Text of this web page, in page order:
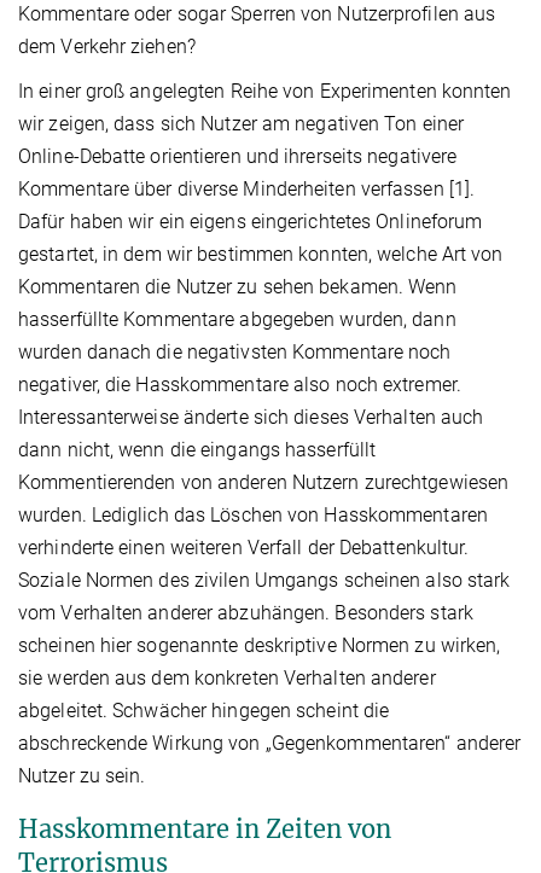
Kommentare oder sogar Sperren von Nutzerprofilen aus
dem Verkehr ziehen?
In einer groß angelegten Reihe von Experimenten konnten
wir zeigen, dass sich Nutzer am negativen Ton einer
Online-Debatte orientieren und ihrerseits negativere
Kommentare über diverse Minderheiten verfassen [1].
Dafür haben wir ein eigens eingerichtetes Onlineforum
gestartet, in dem wir bestimmen konnten, welche Art von
Kommentaren die Nutzer zu sehen bekamen. Wenn
hasserfüllte Kommentare abgegeben wurden, dann
wurden danach die negativsten Kommentare noch
negativer, die Hasskommentare also noch extremer.
Interessanterweise änderte sich dieses Verhalten auch
dann nicht, wenn die eingangs hasserfüllt
Kommentierenden von anderen Nutzern zurechtgewiesen
wurden. Lediglich das Löschen von Hasskommentaren
verhinderte einen weiteren Verfall der Debattenkultur.
Soziale Normen des zivilen Umgangs scheinen also stark
vom Verhalten anderer abzuhängen. Besonders stark
scheinen hier sogenannte deskriptive Normen zu wirken,
sie werden aus dem konkreten Verhalten anderer
abgeleitet. Schwächer hingegen scheint die
abschreckende Wirkung von „Gegenkommentaren“ anderer
Nutzer zu sein.
Hasskommentare in Zeiten von
Terrorismus